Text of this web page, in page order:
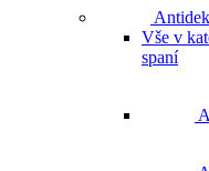
Vše v
spaní